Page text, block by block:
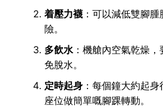
着壓力襪：可以減低雙腳
險。
多飲水：機艙內空氣乾燥
免脫水。
定時起身：每個鐘大約起
座位做簡單嘅腳踝轉動。